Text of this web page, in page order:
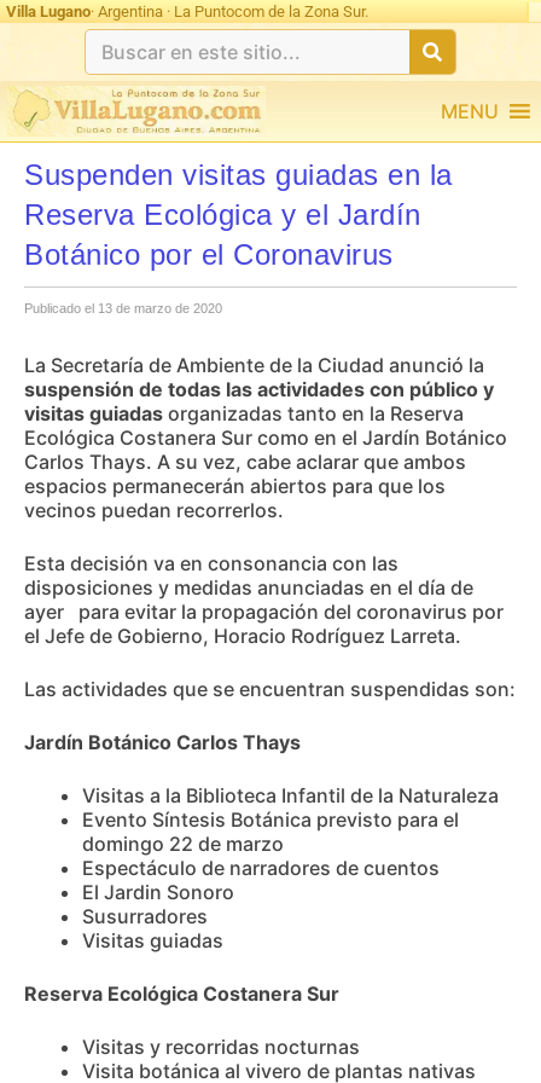
Villa Lugano· Argentina · La Puntocom de la Zona Sur.
MENU
Suspenden visitas guiadas en la
Reserva Ecológica y el Jardín
Botánico por el Coronavirus
Publicado el 13 de marzo de 2020
La Secretaría de Ambiente de la Ciudad anunció la
suspensión de todas las actividades con público y
visitas guiadas organizadas tanto en la Reserva
Ecológica Costanera Sur como en el Jardín Botánico
Carlos Thays. A su vez, cabe aclarar que ambos
espacios permanecerán abiertos para que los
vecinos puedan recorrerlos.
Esta decisión va en consonancia con las
disposiciones y medidas anunciadas en el día de
ayer para evitar la propagación del coronavirus por
el Jefe de Gobierno, Horacio Rodríguez Larreta.
Las actividades que se encuentran suspendidas son:
Jardín Botánico Carlos Thays
Visitas a la Biblioteca Infantil de la Naturaleza
Evento Síntesis Botánica previsto para el
domingo 22 de marzo
Espectáculo de narradores de cuentos
El Jardin Sonoro
Susurradores
Visitas guiadas
Reserva Ecológica Costanera Sur
Visitas y recorridas nocturnas
Visita botánica al vivero de plantas nativas